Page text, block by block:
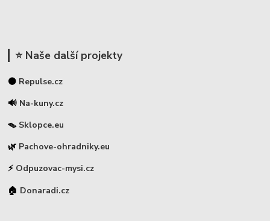
⭐ Naše další projekty
⚫ Repulse.cz
🔊 Na-kuny.cz
🪤 Sklopce.eu
🌿 Pachove-ohradniky.eu
⚡ Odpuzovac-mysi.cz
🏠 Donaradi.cz